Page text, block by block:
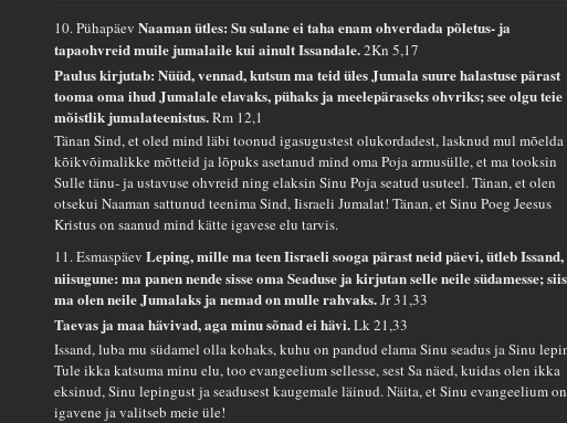
10. PühapäevNaaman ütles: Su sulane ei taha enam ohverdada põletus- ja
tapaohvreid muile jumalaile kui ainult Issandale.2Kn 5,17
Paulus kirjutab: Nüüd, vennad, kutsun ma teid üles Jumala suure halastuse pärast
tooma oma ihud Jumalale elavaks, pühaks ja meelepäraseks ohvriks; see olgu teie
mõistlik jumalateenistus.Rm 12,1
Tänan Sind, et oled mind läbi toonud igasugustest olukordadest, lasknud mul mõelda
kõikvõimalikke mõtteid ja lõpuks asetanud mind oma Poja armusülle, et ma tooksin
Sulle tänu- ja ustavuse ohvreid ning elaksin Sinu Poja seatud usuteel. Tänan, et olen
otsekui Naaman sattunud teenima Sind, Iisraeli Jumalat! Tänan, et Sinu Poeg Jeesus
Kristus on saanud mind kätte igavese elu tarvis.
11. EsmaspäevLeping, mille ma teen Iisraeli sooga pärast neid päevi, ütleb Issand,
niisugune: ma panen nende sisse oma Seaduse ja kirjutan selle neile südamesse; siis
ma olen neile Jumalaks ja nemad on mulle rahvaks.Jr 31,33
Taevas ja maa hävivad, aga minu sõnad ei hävi.Lk 21,33
Issand, luba mu südamel olla kohaks, kuhu on pandud elama Sinu seadus ja Sinu
Tule ikka katsuma minu elu, too evangeelium sellesse, sest Sa näed, kuidas olen ikka
eksinud, Sinu lepingust ja seadusest kaugemale läinud. Näita, et Sinu evangeelium on
igavene ja valitseb meie üle!